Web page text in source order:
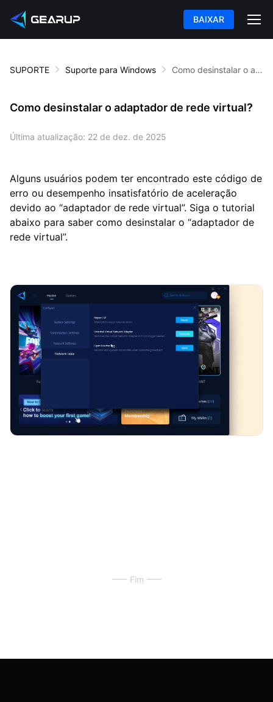
BAIXAR
SUPORTE Suporte para Windows Como desinstalar o adaptador de rede virtual?
Como desinstalar o adaptador de rede virtual?
Última atualização: 22 de dez. de 2025
Alguns usuários podem ter encontrado este código de
erro ou desempenho insatisfatório de aceleração
devido ao “adaptador de rede virtual”. Siga o tutorial
abaixo para saber como desinstalar o “adaptador de
rede virtual”.
Fim